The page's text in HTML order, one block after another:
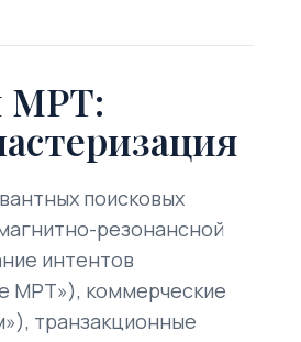
МРТ:
поисковых
резонансной
интентов
МРТ»), коммерческие
транзакционные